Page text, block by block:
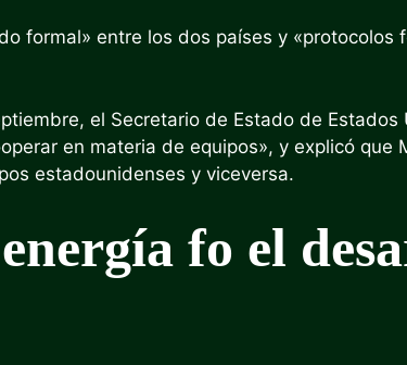
formal» entre los dos países y «protocolos
el Secretario de Estado de
en materia de equipos», y explicó que
estadounidenses y viceversa.
energía fo el